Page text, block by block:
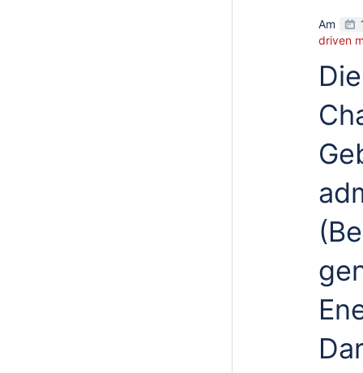
Am
driven